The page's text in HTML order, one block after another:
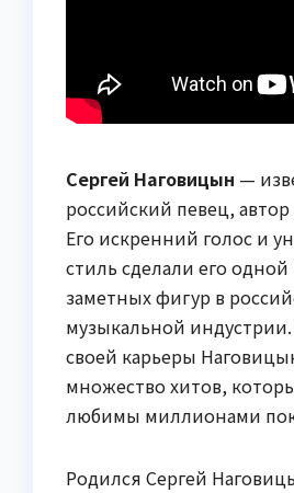
Сергей Наговицын —
российский певец, автор
Его искренний голос и
стиль сделали его
заметных фигур в
музыкальной
своей карьеры
множество хитов,
любимы миллионами
Родился Сергей